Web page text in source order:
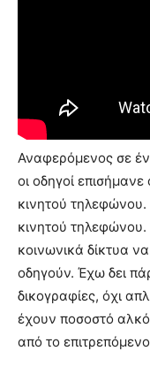
Αναφερόμενος σε
οι οδηγοί
κινητού τηλεφώνου.
κινητού
κοινωνικά δίκτυα
οδηγούν. Έχω δει
δικογραφίες, όχι
έχουν ποσοστό
από το